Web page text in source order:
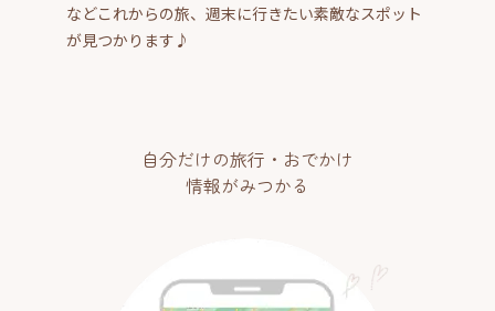
などこれからの旅、週末に行きたい素敵なスポット
が見つかります♪
自分だけの旅行・おでかけ
情報がみつかる